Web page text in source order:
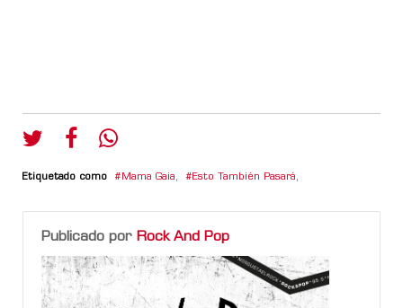
Etiquetado como Mama Gaia, Esto También Pasará,
Publicado por Rock And Pop